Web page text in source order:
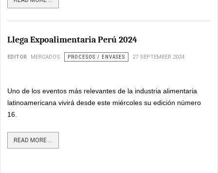
Llega Expoalimentaria Perú 2024
EDITOR MERCADOS PROCESOS / ENVASES 27 SEPTEMBER 2024
Uno de los eventos más relevantes de la industria alimentaria
latinoamericana vivirá desde este miércoles su edición número
16.
READ MORE ...